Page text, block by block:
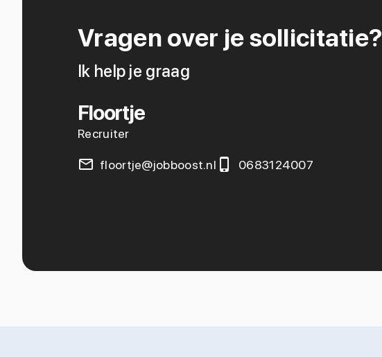
Vragen over je sollicitatie?
Ik help je graag
Floortje
Recruiter
floortje@jobboost.nl 0683124007